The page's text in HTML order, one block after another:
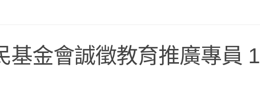
基金會誠徵教育推廣專員 1